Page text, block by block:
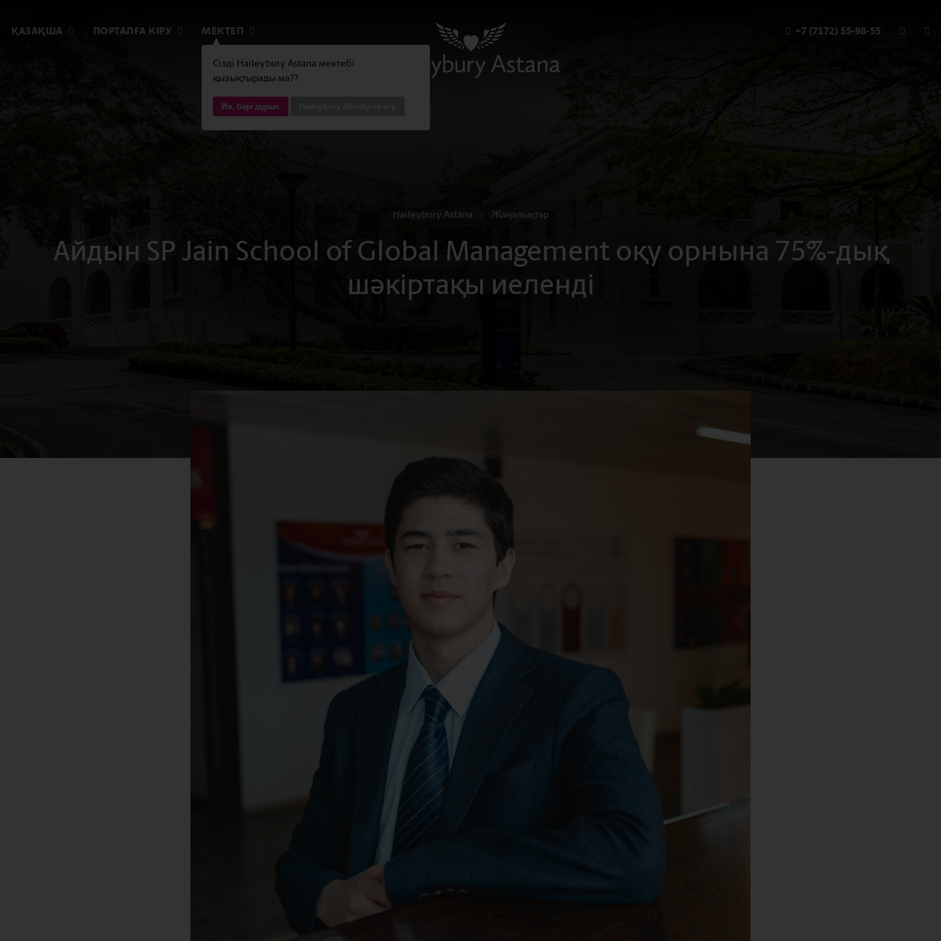
ҚАЗАҚША ПОРТАЛҒА КІРУ
Сізді Haileybury Astana мектебі
қызықтырады ма??
Ия, бәрі дұрыс
МЕКТЕП +7 (7172) 55-98-55
Haileybury Astana Жаңалықтар
Айдын SP Jain School of Global Management оқу орнына 75%-дық
шәкіртақы иеленді